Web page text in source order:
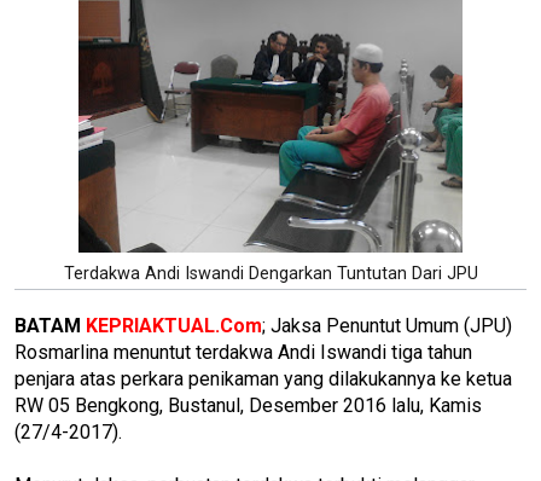
Terdakwa Andi Iswandi Dengarkan Tuntutan Dari JPU
BATAM KEPRIAKTUAL.Com; Jaksa Penuntut Umum (JPU)
Rosmarlina menuntut terdakwa Andi Iswandi tiga tahun
penjara atas perkara penikaman yang dilakukannya ke ketua
RW 05 Bengkong, Bustanul, Desember 2016 lalu, Kamis
(27/4-2017).